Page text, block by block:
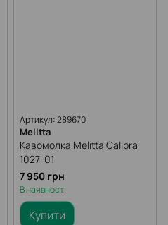
Артикул: 289670
Melitta
Кавомолка Melitta Calibra
1027-01
7 950 грн
В наявності
Купити